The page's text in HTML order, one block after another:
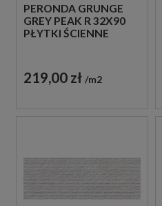
PERONDA GRUNGE
GREY PEAK R 32X90
PŁYTKI ŚCIENNE
219,00 zł m2